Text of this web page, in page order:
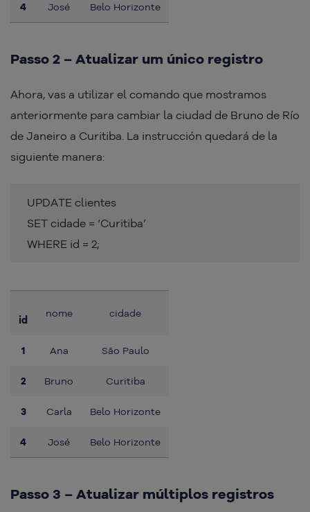
4 José Belo Horizonte
Passo 2 – Atualizar um único registro
Ahora, vas a utilizar el comando que mostramos
anteriormente para cambiar la ciudad de Bruno de Río
de Janeiro a Curitiba. La instrucción quedará de la
siguiente manera:
UPDATE clientes
SET cidade = ‘Curitiba’
WHERE id = 2;
id
nome cidade
1 Ana São Paulo
2 Bruno Curitiba
3 Carla Belo Horizonte
4 José Belo Horizonte
Passo 3 – Atualizar múltiplos registros